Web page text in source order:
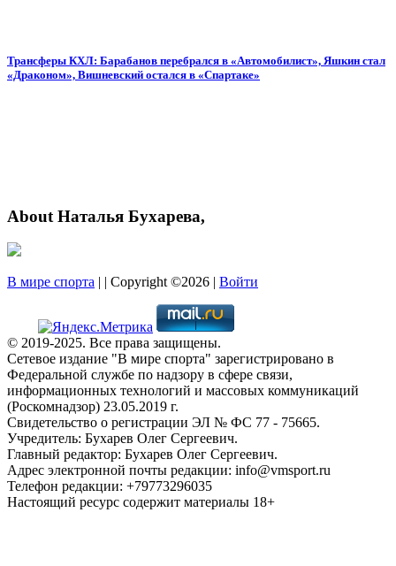
Трансферы КХЛ: Барабанов перебрался в «Автомобилист», Яшкин стал
«Драконом», Вишневский остался в «Спартаке»
About Наталья Бухарева,
В мире спорта | | Copyright ©2026 | Войти
© 2019-2025. Все права защищены.
Сетевое издание "В мире спорта" зарегистрировано в
Федеральной службе по надзору в сфере связи,
информационных технологий и массовых коммуникаций
(Роскомнадзор) 23.05.2019 г.
Свидетельство о регистрации ЭЛ № ФС 77 - 75665.
Учредитель: Бухарев Олег Сергеевич.
Главный редактор: Бухарев Олег Сергеевич.
Адрес электронной почты редакции: info@vmsport.ru
Телефон редакции: +79773296035
Настоящий ресурс содержит материалы 18+